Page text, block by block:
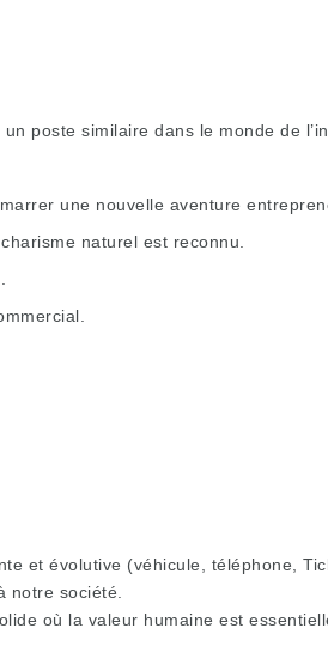
poste similaire dans le monde de
une nouvelle aventure
naturel est reconnu.
et évolutive (véhicule, téléphone,
notre société.
où la valeur humaine est